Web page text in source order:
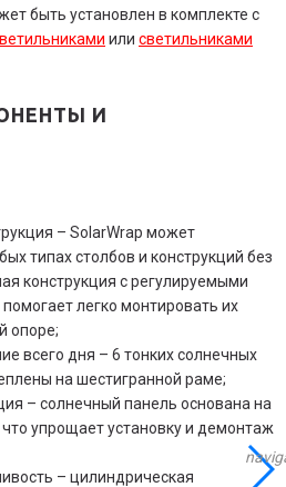
быть установлен в комплекте с
или светильниками
И
– SolarWrap может
типах столбов и конструкций без
конструкция с регулируемыми
легко монтировать их
опоре;
всего дня – 6 тонких солнечных
на шестигранной раме;
– солнечный панель основана на
упрощает установку и демонтаж
– цилиндрическая